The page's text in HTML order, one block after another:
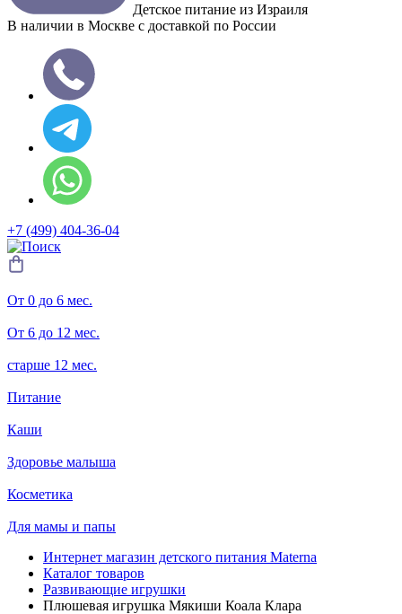
Детское питание из Израиля
В наличии в Москве с доставкой по России
+7 (499) 404-36-04
От 0 до 6 мес.
От 6 до 12 мес.
старше 12 мес.
Питание
Каши
Здоровье малыша
Косметика
Для мамы и папы
Интернет магазин детского питания Materna
Каталог товаров
Развивающие игрушки
Плюшевая игрушка Мякиши Коала Клара